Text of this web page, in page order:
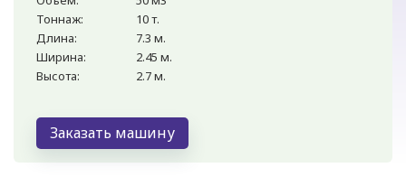
Тоннаж:
10 т.
Длина:
7.3 м.
Ширина:
2.45 м.
Высота:
2.7 м.
Заказать машину